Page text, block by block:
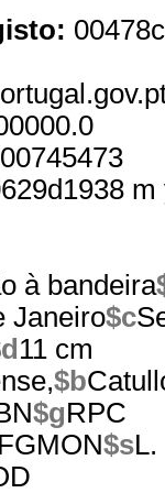
à bandeira
Janeiro$c
11 cm
$b
$gRPC
FGMON$sL.